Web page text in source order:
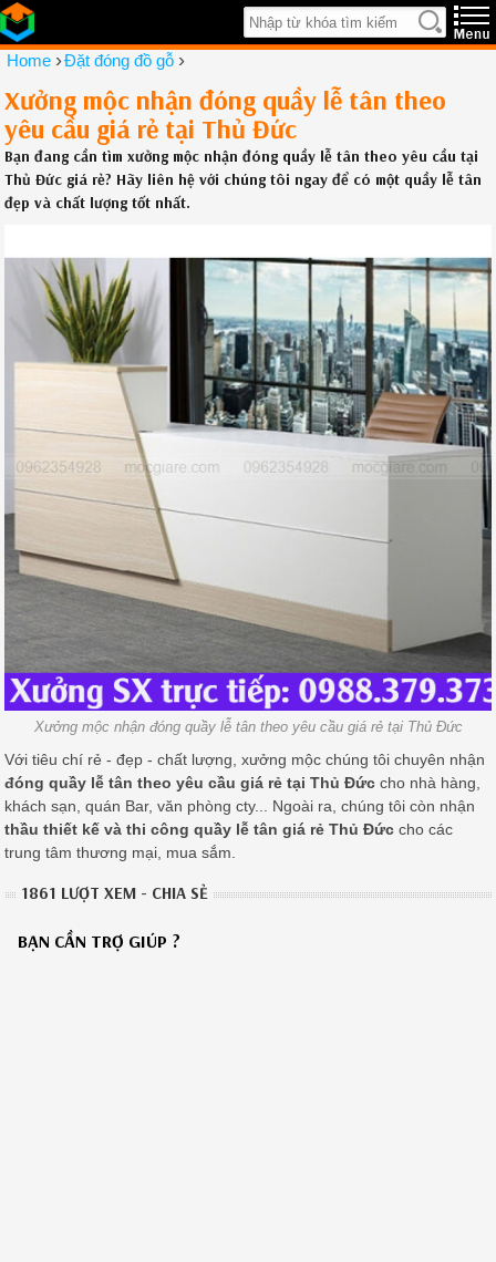
Home ›Đặt đóng đồ gỗ ›
Xưởng mộc nhận đóng quầy lễ tân theo
yêu cầu giá rẻ tại Thủ Đức
Bạn đang cần tìm xưởng mộc nhận đóng quầy lễ tân theo yêu cầu tại
Thủ Đức giá rẻ? Hãy liên hệ với chúng tôi ngay để có một quầy lễ tân
đẹp và chất lượng tốt nhất.
Xưởng mộc nhận đóng quầy lễ tân theo yêu cầu giá rẻ tại Thủ Đức
Với tiêu chí rẻ - đẹp - chất lượng, xưởng mộc chúng tôi chuyên nhận
đóng quầy lễ tân theo yêu cầu giá rẻ tại Thủ Đức cho nhà hàng,
khách sạn, quán Bar, văn phòng cty... Ngoài ra, chúng tôi còn nhận
thầu thiết kế và thi công quầy lễ tân giá rẻ Thủ Đức cho các
trung tâm thương mại, mua sắm.
1861 LƯỢT XEM - CHIA SẺ
BẠN CẦN TRỢ GIÚP ?